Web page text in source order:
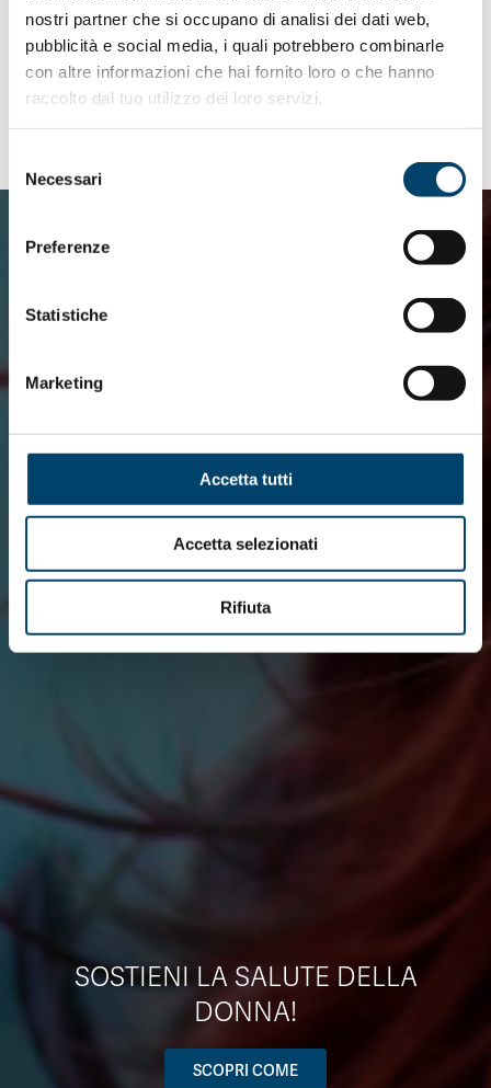
nostri partner che si occupano di analisi dei dati web,
pubblicità e social media, i quali potrebbero combinarle
con altre informazioni che hai fornito loro o che hanno
raccolto dal tuo utilizzo dei loro servizi.
delNecessari
Preferenze
Statistiche
Marketing
Accetta tutti
Accetta selezionati
Rifiuta
SOSTIENI LA SALUTE DELLA
DONNA!
SCOPRI COME